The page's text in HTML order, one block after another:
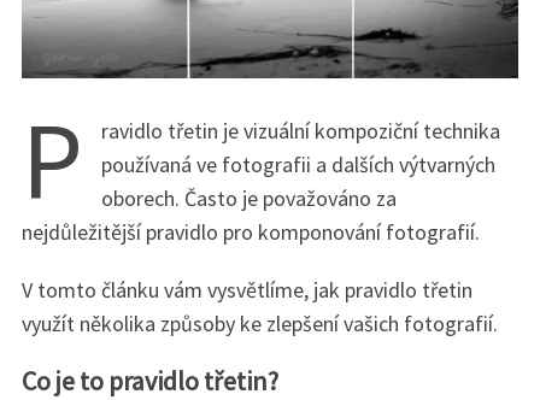
P
ravidlo třetin je vizuální kompoziční technika
používaná ve fotografii a dalších výtvarných
oborech. Často je považováno za
nejdůležitější pravidlo pro komponování fotografií.
V tomto článku vám vysvětlíme, jak pravidlo třetin
využít několika způsoby ke zlepšení vašich fotografií.
Co je to pravidlo třetin?